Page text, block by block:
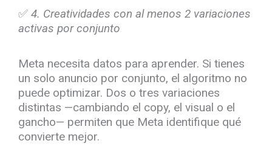
✅ 4. Creatividades con al menos 2 variaciones
activas por conjunto
Meta necesita datos para aprender. Si tienes
un solo anuncio por conjunto, el algoritmo no
puede optimizar. Dos o tres variaciones
distintas —cambiando el copy, el visual o el
gancho— permiten que Meta identifique qué
convierte mejor.